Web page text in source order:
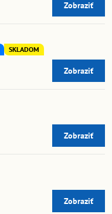
Zobraziť
SKLADOM
Zobraziť
Zobraziť
Zobraziť